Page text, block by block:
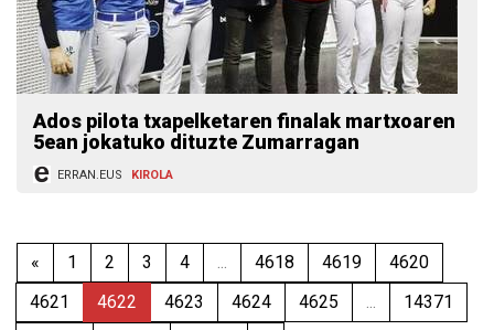
Ados pilota txapelketaren finalak martxoaren
5ean jokatuko dituzte Zumarragan
ERRAN.EUS KIROLA
« 1 2 3 4 ... 4618 4619
4620
4621
4622 4623 4624 4625 ...
14371